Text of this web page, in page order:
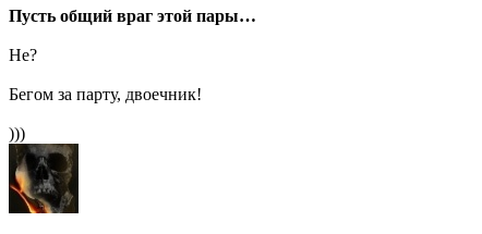
Пусть общий враг этой пары…
Не?
Бегом за парту, двоечник!
)))